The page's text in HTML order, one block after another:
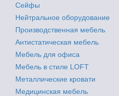
Сейфы
Нейтральное оборудование
Производственная мебель
Антистатическая мебель
Мебель для офиса
Мебель в стиле LOFT
Металлические кровати
Медицинская мебель